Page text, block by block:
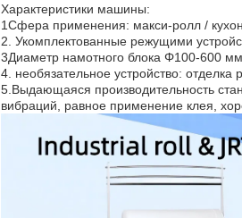
Характеристики машины:
1Сфера применения: макси-ролл /
2. Укомплектованные режущими
3Диаметр намотного блока Φ100-600 мм
4. необязательное устройство:
5.Выдающаяся производительность
вибраций, равное применение клея,